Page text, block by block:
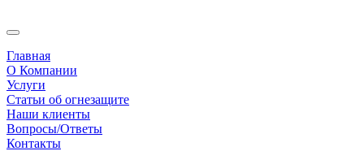
Главная
О Компании
Услуги
Статьи об огнезащите
Наши клиенты
Вопросы/Ответы
Контакты